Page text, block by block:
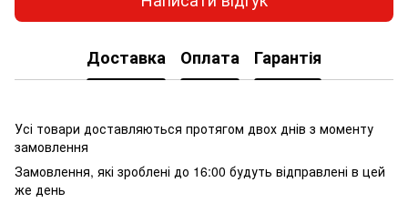
Доставка Оплата Гарантія
Усі товари доставляються протягом двох днів з моменту
замовлення
Замовлення, які зроблені до 16:00 будуть відправлені в цей
же день